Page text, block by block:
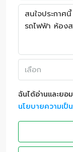
เลือก
ฉันได้อ่านและยอ
นโยบายความเป็